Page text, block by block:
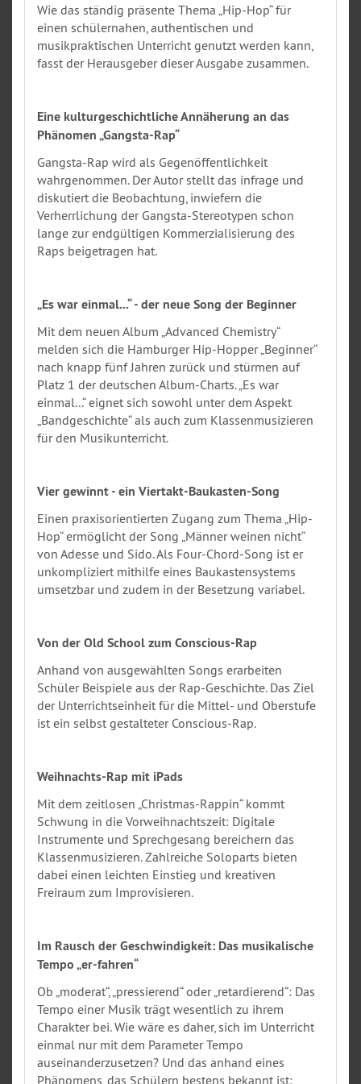
Wie das ständig präsente Thema „Hip-Hop“ für
einen schülernahen, authentischen und
musikpraktischen Unterricht genutzt werden kann,
fasst der Herausgeber dieser Ausgabe zusammen.
Eine kulturgeschichtliche Annäherung an das
Phänomen „Gangsta-Rap“
Gangsta-Rap wird als Gegenöffentlichkeit
wahrgenommen. Der Autor stellt das infrage und
diskutiert die Beobachtung, inwiefern die
Verherrlichung der Gangsta-Stereotypen schon
lange zur endgültigen Kommerzialisierung des
Raps beigetragen hat.
„Es war einmal...“ - der neue Song der Beginner
Mit dem neuen Album „Advanced Chemistry“
melden sich die Hamburger Hip-Hopper „Beginner“
nach knapp fünf Jahren zurück und stürmen auf
Platz 1 der deutschen Album-Charts. „Es war
einmal...“ eignet sich sowohl unter dem Aspekt
„Bandgeschichte“ als auch zum Klassenmusizieren
für den Musikunterricht.
Vier gewinnt - ein Viertakt-Baukasten-Song
Einen praxisorientierten Zugang zum Thema „Hip-
Hop“ ermöglicht der Song „Männer weinen nicht“
von Adesse und Sido. Als Four-Chord-Song ist er
unkompliziert mithilfe eines Baukastensystems
umsetzbar und zudem in der Besetzung variabel.
Von der Old School zum Conscious-Rap
Anhand von ausgewählten Songs erarbeiten
Schüler Beispiele aus der Rap-Geschichte. Das Ziel
der Unterrichtseinheit für die Mittel- und Oberstufe
ist ein selbst gestalteter Conscious-Rap.
Weihnachts-Rap mit iPads
Mit dem zeitlosen „Christmas-Rappin“ kommt
Schwung in die Vorweihnachtszeit: Digitale
Instrumente und Sprechgesang bereichern das
Klassenmusizieren. Zahlreiche Soloparts bieten
dabei einen leichten Einstieg und kreativen
Freiraum zum Improvisieren.
Im Rausch der Geschwindigkeit: Das musikalische
Tempo „er-fahren“
Ob „moderat“, „pressierend“ oder „retardierend“: Das
Tempo einer Musik trägt wesentlich zu ihrem
Charakter bei. Wie wäre es daher, sich im Unterricht
einmal nur mit dem Parameter Tempo
auseinanderzusetzen? Und das anhand eines
Phänomens, das Schülern bestens bekannt ist: